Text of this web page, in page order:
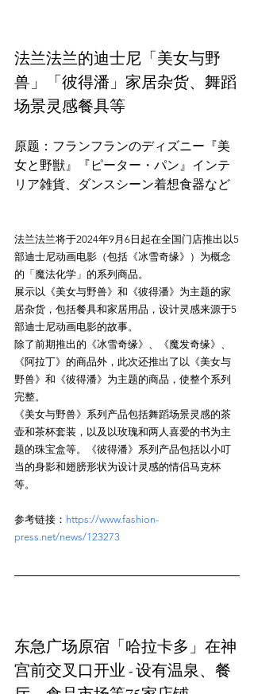
法兰法兰的迪士尼「美女与野
兽」「彼得潘」家居杂货、舞蹈
场景灵感餐具等
原题：フランフランのディズニー『美
女と野獣』『ピーター・パン』インテ
法兰法兰将于2024年9月6日起在全国门店推出以5
部迪士尼动画电影（包括《冰雪奇缘》）为概念
的「魔法化学」的系列商品。
展示以《美女与野兽》和《彼得潘》为主题的家
居杂货，包括餐具和家居用品，设计灵感来源于5
部迪士尼动画电影的故事。
除了前期推出的《冰雪奇缘》、《魔发奇缘》、
《阿拉丁》的商品外，此次还推出了以《美女与
野兽》和《彼得潘》为主题的商品，使整个系列
完整。
《美女与野兽》系列产品包括舞蹈场景灵感的茶
壶和茶杯套装，以及以玫瑰和两人喜爱的书为主
题的珠宝盒等。《彼得潘》系列产品包括以小叮
当的身影和翅膀形状为设计灵感的情侣马克杯
参考链接： https://www.fashion-
press.net/news/123273
东急广场原宿「哈拉卡多」在神
宫前交叉口开业 - 设有温泉、餐